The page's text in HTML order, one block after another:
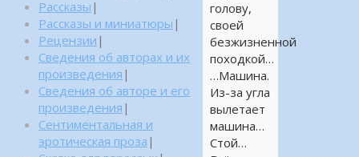
голову,
своей
безжизненной
походкой…
…Машина.
Из-за угла
вылетает
машина…
Стой…
Рассказы |
Рассказы и миниатюры |
Рецензии |
Сведения об авторах и их
произведения |
Сведения об авторе и его
произведения |
Сентиментальная и
эротическая проза |